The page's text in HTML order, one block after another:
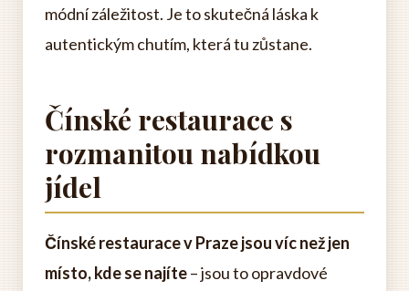
módní záležitost. Je to skutečná láska k
autentickým chutím, která tu zůstane.
Čínské restaurace s
rozmanitou nabídkou
jídel
Čínské restaurace v Praze jsou víc než jen
místo, kde se najíte– jsou to opravdové